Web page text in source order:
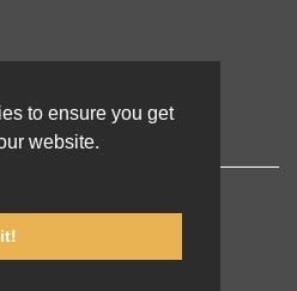
to ensure you get
website.
|Impressum